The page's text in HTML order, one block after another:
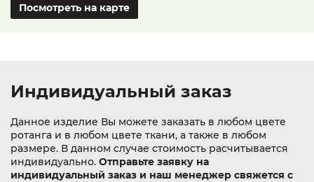
Посмотреть на карте
Индивидуальный заказ
Данное изделие Вы можете заказать в любом цвете
ротанга и в любом цвете ткани, а также в любом
размере. В данном случае стоимость расчитывается
индивидуально. Отправьте заявку на
индивидуальный заказ и наш менеджер свяжется с